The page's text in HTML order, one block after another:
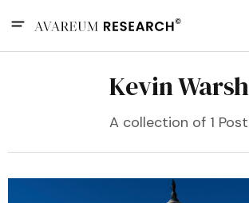
Kevin Warsh
A collection of 1 Post